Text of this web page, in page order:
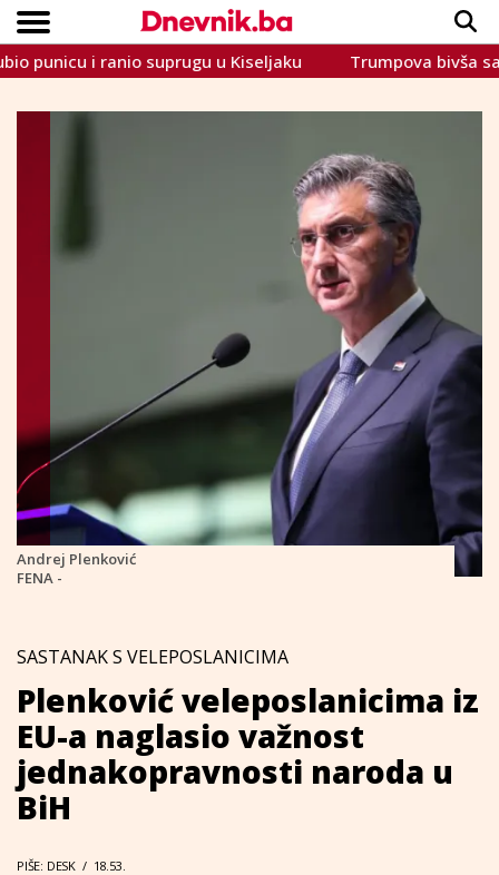
VIJESTI
SPORT
INTERVIEW
TEME
CRNA KRONIKA
LIFESTYLE
Copyright © Dnevnik.ba 2023.
i ranio suprugu u Kiseljaku Trumpova bivša
Andrej Plenković
FENA -
SASTANAK S VELEPOSLANICIMA
Plenković veleposlanicima iz
EU-a naglasio važnost
jednakopravnosti naroda u
BiH
PIŠE: DESK / 18.53.